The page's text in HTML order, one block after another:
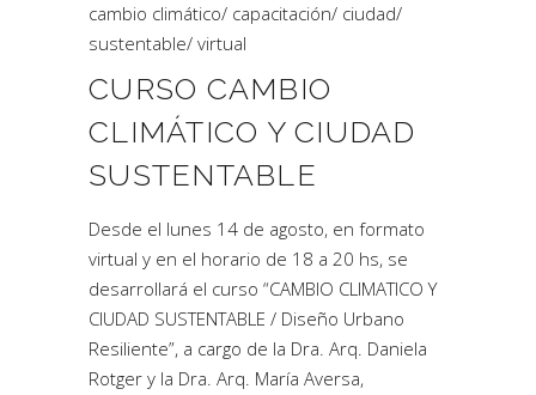
cambio climático/ capacitación/ ciudad/
sustentable/ virtual
CURSO CAMBIO
CLIMÁTICO Y CIUDAD
SUSTENTABLE
Desde el lunes 14 de agosto, en formato
virtual y en el horario de 18 a 20 hs, se
desarrollará el curso “CAMBIO CLIMATICO Y
CIUDAD SUSTENTABLE / Diseño Urbano
Resiliente”, a cargo de la Dra. Arq. Daniela
Rotger y la Dra. Arq. María Aversa,